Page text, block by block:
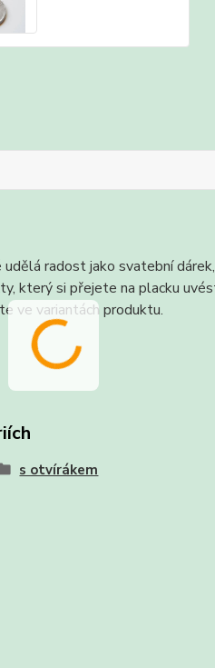
radost jako svatební
který si přejete na placku
ve variantách produktu.
s otvírákem